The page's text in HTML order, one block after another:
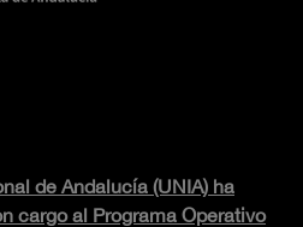
de Andalucía (UNIA) ha
cargo al Programa Operativo